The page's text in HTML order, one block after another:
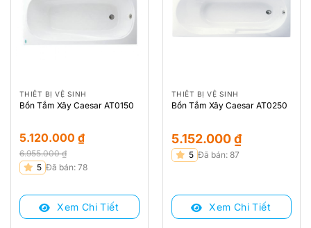
THIẾT BỊ VỆ SINH
Bồn Tắm Xây Caesar AT0150
6.955.000₫
Giá
là:
6.955.000 ₫.
5.120.000 ₫
Giá
tại
5.120.000 ₫.
5 Đã bán: 78
Xem Chi Tiết
THIẾT BỊ VỆ SINH
Bồn Tắm Xây Caesar AT0250
5.152.000₫
5 Đã bán: 87
Xem Chi Tiết